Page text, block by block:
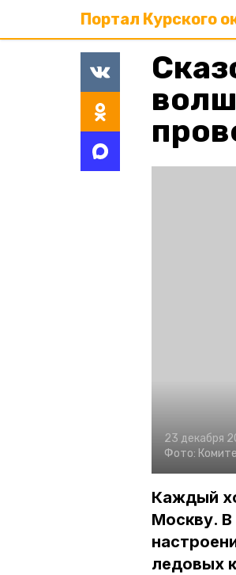
Портал Курского
23 декабря
Фото:
Каждый
Москву. В
ледовых